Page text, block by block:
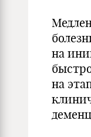
на
на